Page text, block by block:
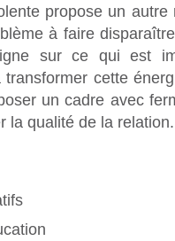
propose un
à faire
sur ce qui est
cette
un cadre avec
la qualité de la relation.